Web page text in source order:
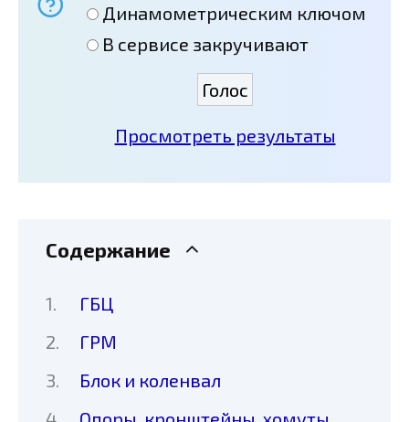
Динамометрическим ключом
В сервисе закручивают
Просмотреть результаты
Содержание
ГБЦ
ГРМ
Блок и коленвал